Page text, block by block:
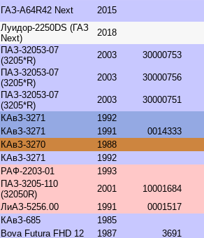
ГАЗ-A64R42 Next 2015
Луидор-2250DS (ГАЗ
Next)
2018
ПАЗ-32053-07
(3205*R)
2003 30000753
ПАЗ-32053-07
(3205*R)
2003 30000756
ПАЗ-32053-07
(3205*R)
2003
30000751
КАвЗ-3271
1992
КАвЗ-3271 1991
0014333
КАвЗ-3270
1988
КАвЗ-3271
1992
РАФ-2203-01
1993
ПАЗ-3205-110
(32050R)
2001
10001684
ЛиАЗ-5256.00 1991
0001517
КАвЗ-685
1985
Bova Futura FHD 12 1987 3691